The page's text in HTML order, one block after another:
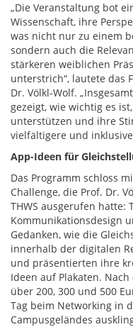
„Die Veranstaltung bot
Wissenschaft, ihre
was nicht nur zu einem
sondern auch die
stärkeren weiblichen
unterstrich“, lautete das
Dr. Völkl-Wolf.
gezeigt, wie wichtig es
unterstützen und ihre
vielfältigere und
App-Ideen für
Das Programm schloss
Challenge, die Prof. Dr.
THWS ausgerufen hatte:
Kommunikationsdesign
Gedanken, wie die
innerhalb der digitalen
und präsentierten ihre
Ideen auf Plakaten.
über 200, 300 und 500
Tag beim Networking in
Campusgeländes